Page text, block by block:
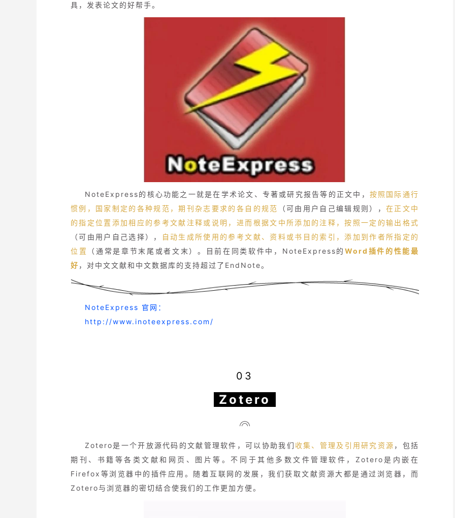
具，发表论文的好帮手。
NoteExpress的核心功能之一就是在学术论文、专著或研究报告等的正文中， 按照国际通行
惯例，国家制定的各种规范，期刊杂志要求的各自的规范
（可由用户自己编辑规则）， 在正文中
的指定位置添加相应的参考文献注释或说明，进而根据文中所添加的注释，按照一定的输出格式
（可由用户自己选择），
自动生成所使用的参考文献、资料或书目的索引，添加到作者所指定的
位置
（通常是章节末尾或者文末）。目前在同类软件中，NoteExpress的 Word插件的性能最
好 ，对中文文献和中文数据库的支持超过了EndNote。
NoteExpress 官网：
http://www.inoteexpress.com/
03
Zotero
Zotero是一个开放源代码的文献管理软件，可以协助我们 收集、管理及引用研究资源 ，包括
期刊、书籍等各类文献和网页、图片等。不同于其他多数文件管理软件，Zotero是内嵌在
Firefox等浏览器中的插件应用。随着互联网的发展，我们获取文献资源大都是通过浏览器，而
Zotero与浏览器的密切结合使我们的工作更加方便。